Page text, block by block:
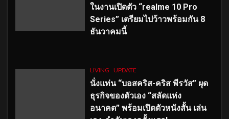
ในงานเปิดตัว “realme 10 Pro
Series” เตรียมไปว้าวพร้อมกัน 8
ธันวาคมนี้
LIVING UPDATE
นั่งแท่น “บอสคริส-คริส พีรวัส” ผุด
ธุรกิจของตัวเอง “สลัดแห่ง
อนาคต” พร้อมเปิดตัวหนังสั้น เล่น